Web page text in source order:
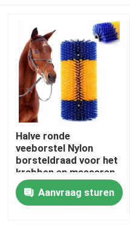
Thuis
Halve ronde
veeborstel Nylon
borsteldraad voor het
krabben en masseren
van dieren
Aanvraag sturen